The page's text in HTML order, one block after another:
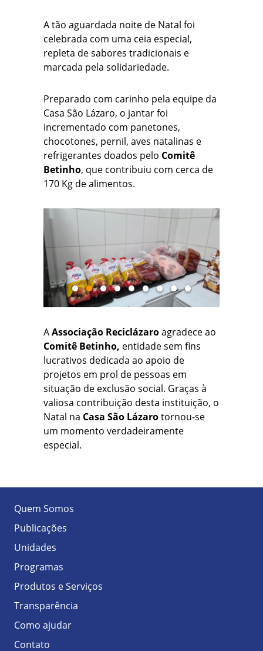
A tão aguardada noite de Natal foi
celebrada com uma ceia especial,
repleta de sabores tradicionais e
marcada pela solidariedade.
Preparado com carinho pela equipe da
Casa São Lázaro, o jantar foi
incrementado com panetones,
chocotones, pernil, aves natalinas e
refrigerantes doados pelo Comitê
Betinho, que contribuiu com cerca de
170 Kg de alimentos.
AAssociação Reciclázaroagradece ao
Comitê Betinho, entidade sem fins
lucrativos dedicada ao apoio de
projetos em prol de pessoas em
situação de exclusão social. Graças à
valiosa contribuição desta instituição, o
Natal na Casa São Lázarotornou-se
um momento verdadeiramente
especial.
Quem Somos
Publicações
Unidades
Programas
Produtos e Serviços
Transparência
Como ajudar
Contato